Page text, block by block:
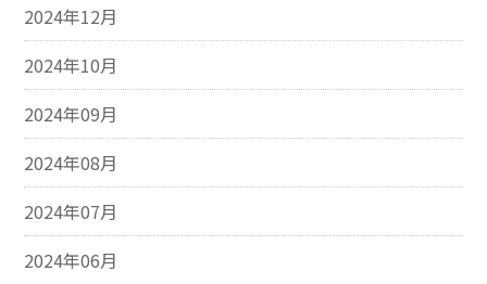
2024年12月
2024年10月
2024年09月
2024年08月
2024年07月
2024年06月